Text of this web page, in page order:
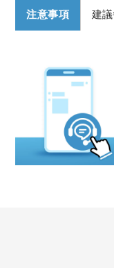
注意事項 建